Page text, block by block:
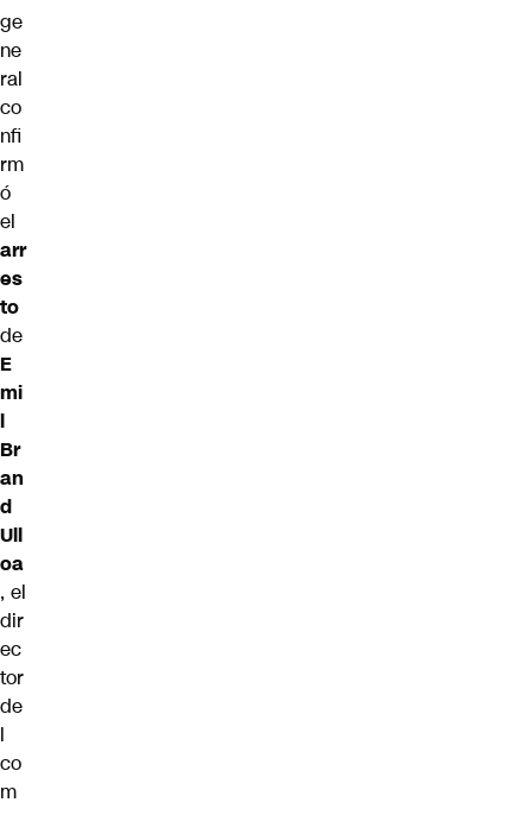
ge
ne
ral
co
nfi
rm
ó
el
arr
es
to
de
E
mi
l
Br
an
d
Ull
oa
, el
dir
ec
tor
de
l
co
m